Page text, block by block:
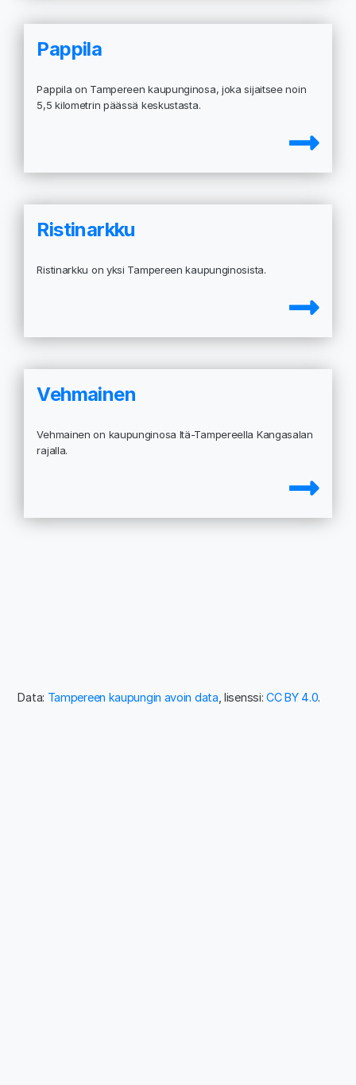
Pappila
Pappila on Tampereen kaupunginosa, joka sijaitsee noin
5,5 kilometrin päässä keskustasta.
Ristinarkku
Ristinarkku on yksi Tampereen kaupunginosista.
Vehmainen
Vehmainen on kaupunginosa Itä-Tampereella Kangasalan
rajalla.
Data: Tampereen kaupungin avoin data , lisenssi:CC BY 4.0.